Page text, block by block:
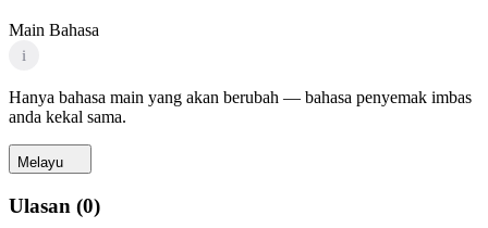
Main Bahasa
i
Hanya bahasa main yang akan berubah — bahasa penyemak imbas
anda kekal sama.
Melayu
Ulasan (0)